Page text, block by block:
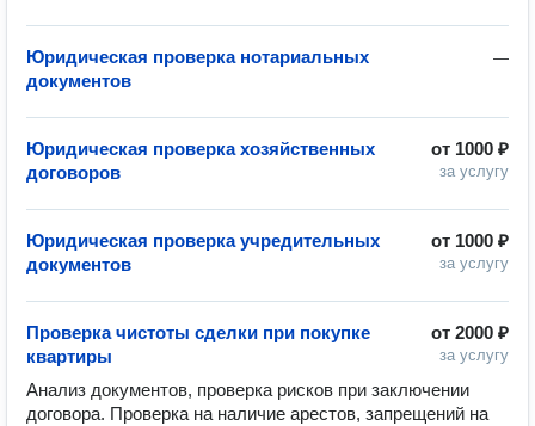
—
Юридическая проверка нотариальных
документов
от 1000 ₽
за услугу
Юридическая проверка хозяйственных
договоров
от 1000 ₽
за услугу
Юридическая проверка учредительных
документов
от 2000 ₽
за услугу
Проверка чистоты сделки при покупке
квартиры
Анализ документов, проверка рисков при заключении
договора. Проверка на наличие арестов, запрещений на